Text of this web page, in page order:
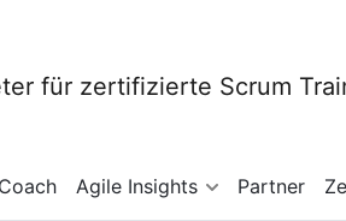
Agile Insights Partner